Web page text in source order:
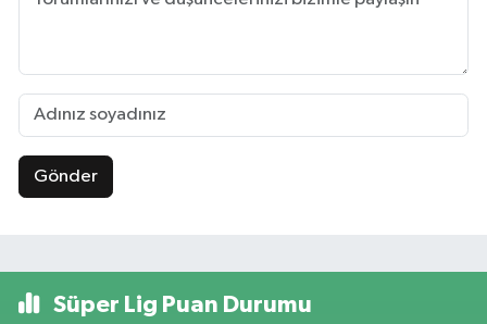
Gönder
Süper Lig Puan Durumu